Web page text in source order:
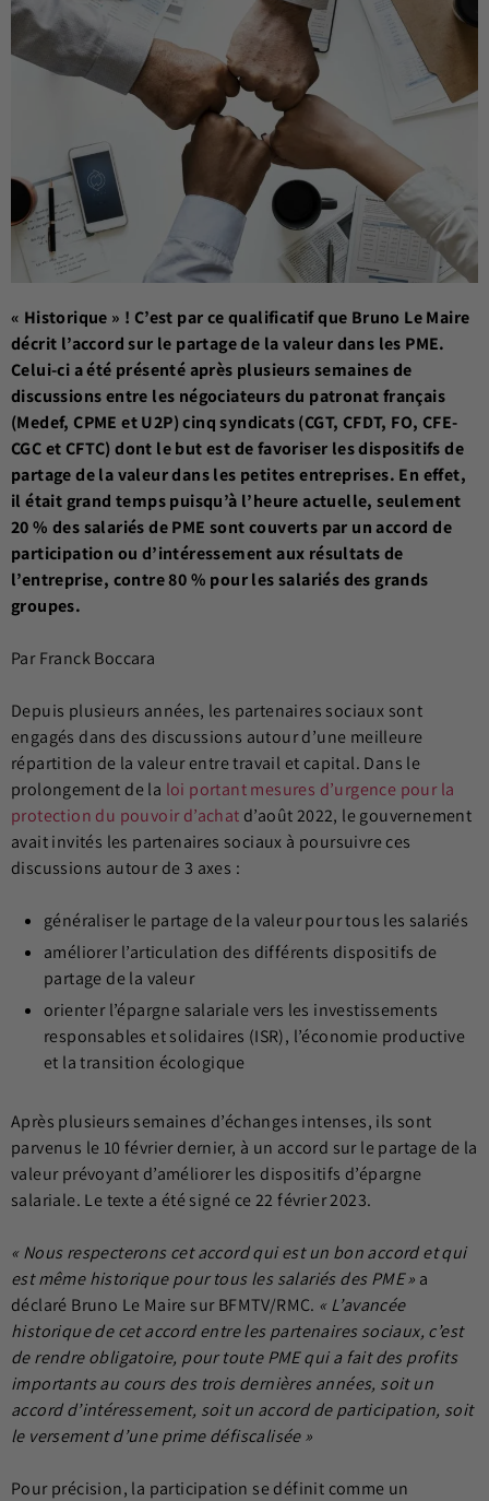
« Historique » ! C’est par ce qualificatif que Bruno Le Maire
décrit l’accord sur le partage de la valeur dans les PME.
Celui-ci a été présenté après plusieurs semaines de
discussions entre les négociateurs du patronat français
(Medef, CPME et U2P) cinq syndicats (CGT, CFDT, FO, CFE-
CGC et CFTC) dont le but est de favoriser les dispositifs de
partage de la valeur dans les petites entreprises. En effet,
il était grand temps puisqu’à l’heure actuelle, seulement
20 % des salariés de PME sont couverts par un accord de
participation ou d’intéressement aux résultats de
l’entreprise, contre 80 % pour les salariés des grands
groupes.
Par Franck Boccara
Depuis plusieurs années, les partenaires sociaux sont
engagés dans des discussions autour d’une meilleure
répartition de la valeur entre travail et capital. Dans le
prolongement de la loi portant mesures d’urgence pour la
protection du pouvoir d’achat d’août 2022, le gouvernement
avait invités les partenaires sociaux à poursuivre ces
discussions autour de 3 axes :
généraliser le partage de la valeur pour tous les salariés
améliorer l’articulation des différents dispositifs de
partage de la valeur
orienter l’épargne salariale vers les investissements
responsables et solidaires (ISR), l’économie productive
et la transition écologique
Après plusieurs semaines d’échanges intenses, ils sont
parvenus le 10 février dernier, à un accord sur le partage de la
valeur prévoyant d’améliorer les dispositifs d’épargne
salariale. Le texte a été signé ce 22 février 2023.
« Nous respecterons cet accord qui est un bon accord et qui
est même historique pour tous les salariés des PME » a
déclaré Bruno Le Maire sur BFMTV/RMC. « L’avancée
historique de cet accord entre les partenaires sociaux, c’est
de rendre obligatoire, pour toute PME qui a fait des profits
importants au cours des trois dernières années, soit un
accord d’intéressement, soit un accord de participation, soit
le versement d’une prime défiscalisée »
Pour précision, la participation se définit comme un